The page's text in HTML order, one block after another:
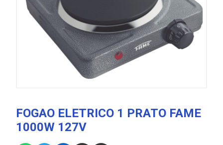
FOGAO ELETRICO 1 PRATO FAME
1000W 127V